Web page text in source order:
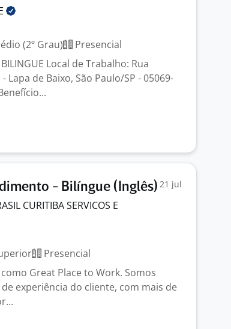
(2º Grau)
Presencial
Local de Trabalho: Rua
Lapa de Baixo, São Paulo/SP - 05069-
- Bilíngue (Inglês) 21 jul
CURITIBA SERVICOS E
Presencial
Great Place to Work. Somos
experiência do cliente, com mais de